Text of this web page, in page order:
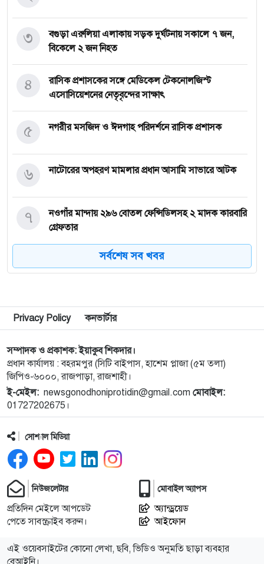
বগুড়া এরুলিয়া এলাকায় সড়ক দুর্ঘট্নায় সকালে ৭ জন,
বিকেলে ২ জন নিহত
৩
রাসিক প্রশাসকের সঙ্গে মেডিকেল টেকনোলজিস্ট
এসোসিয়েশনের নেতৃবৃন্দের সাক্ষাৎ
৪
নগরীর মসজিদ ও ঈদগাহ পরিদর্শনে রাসিক প্রশাসক
৫
নাটোরের অপহরণ মামলার প্রধান আসামি সাভারে আটক
৬
নওগাঁর মান্দায় ২৯৬ বোতল ফেন্সিডিলসহ ২ মাদক কারবারি
গ্রেফতার
৭
কিডনি রোগে আক্রান্ত অসহায় রোগীর পাশে পুঠিয়ার
এসিল্যান্ড
৮
নগরীতে মাদকবিরোধী বিশেষ টিমের অভিযানে মাদক
ব্যবসায়ী স্বামী-স্ত্রী গ্রেপ্তার
৯
নগরীতে মাদক বিরোধী পৃথক অভিযানে নারীসহ গ্রেপ্তার ৪
১০
নগরীতে মাসব্যাপী বৃক্ষরোপণ ও চারা বিতরণ কর্মসূচির
উদ্বোধন
১১
থাইল্যান্ডে স্কুলে গুলিতে নিহত ৪, আহত ১৫ শিক্ষার্থী
১২
গণমাধ্যম শক্তিশালী হলেই গণতন্ত্র শক্তিশালী হবে: মির্জা
১৩
হুমকি ইরানের
সর্বশেষ সব খবর
Privacy Policy কনভার্টার
সম্পাদক ও প্রকাশক: ইয়াকুব শিকদার।
প্রধান কার্যালয় : বহরমপুর (সিটি বাইপাস, হাশেম প্লাজা (৫ম তলা)
জিপিও-৬০০০, রাজপাড়া, রাজশাহী।
ই-মেইল: newsgonodhoniprotidin@gmail.com মোবাইল:
01727202675।
সোশ্যাল মিডিয়া
নিউজলেটার
প্রতিদিন মেইলে আপডেট
পেতে সাবস্ক্রাইব করুন।
মোবাইল অ্যাপস
অ্যান্ড্রয়েড
আইফোন
এই ওয়েবসাইটের কোনো লেখা, ছবি, ভিডিও অনুমতি ছাড়া ব্যবহার
বেআইনি।